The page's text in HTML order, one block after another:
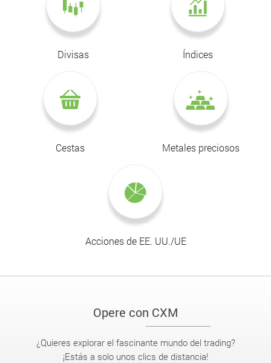
Divisas Índices
Cestas Metales preciosos
Acciones de EE. UU./UE
Opere con CXM
¿Quieres explorar el fascinante mundo del trading?
¡Estás a solo unos clics de distancia!